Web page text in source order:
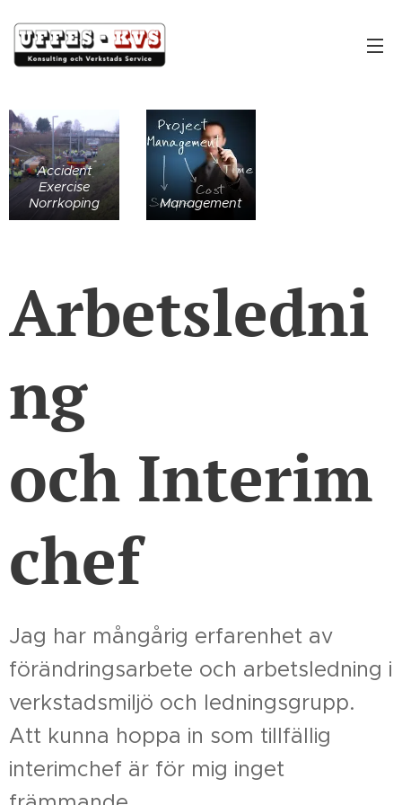
Accident
Exercise
Norrkoping
Management
Arbetsledni
ng
och Interim
chef
Jag har mångårig erfarenhet av
förändringsarbete och arbetsledning i
verkstadsmiljö och ledningsgrupp.
Att kunna hoppa in som tillfällig
interimchef är för mig inget